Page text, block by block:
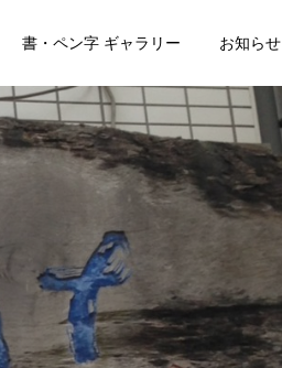
書・ペン字 ギャラリー お知らせ